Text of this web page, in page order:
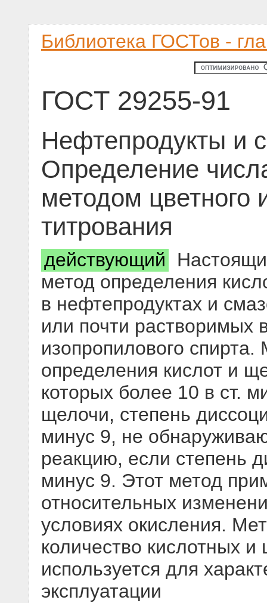
Библиотека ГОСТов -
ГОСТ 29255-91
Нефтепродукты и
Определение
методом цветного
титрования
действующий
метод определения
в нефтепродуктах и
или почти растворимых
изопропилового
определения кислот и
которых более 10 в ст.
щелочи, степень
минус 9, не
реакцию, если степень
минус 9. Этот метод
относительных
условиях окисления.
количество кислотных
используется для
эксплуатации